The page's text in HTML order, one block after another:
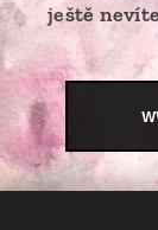
ještě